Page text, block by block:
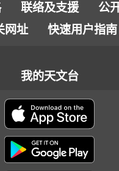
联络及支援
公
网址
快速用户指南
我的天文台